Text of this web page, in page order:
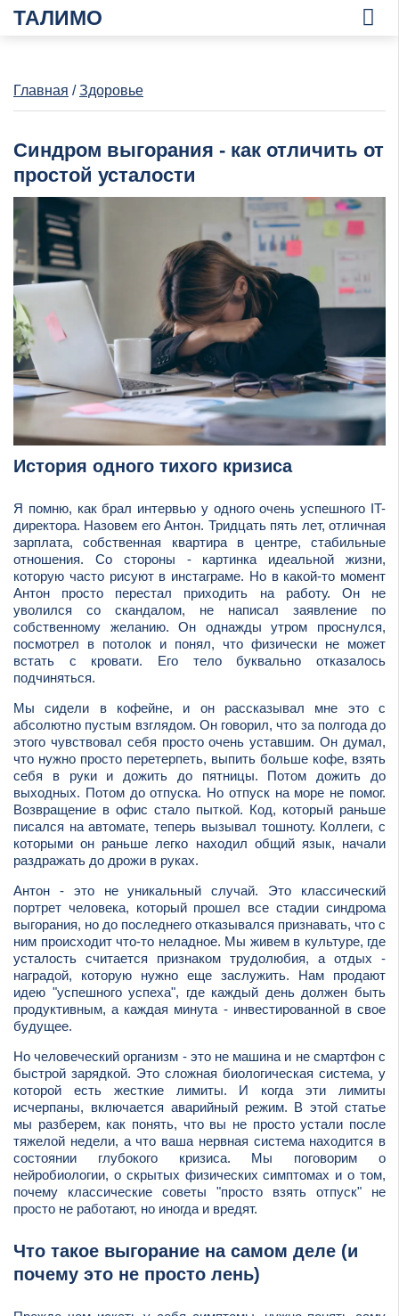
ТАЛИМО
Главная /Здоровье
Синдром выгорания - как отличить от
простой усталости
История одного тихого кризиса
Я помню, как брал интервью у одного очень успешного IT-
директора. Назовем его Антон. Тридцать пять лет, отличная
зарплата, собственная квартира в центре, стабильные
отношения. Со стороны - картинка идеальной жизни,
которую часто рисуют в инстаграме. Но в какой-то момент
Антон просто перестал приходить на работу. Он не
уволился со скандалом, не написал заявление по
собственному желанию. Он однажды утром проснулся,
посмотрел в потолок и понял, что физически не может
встать с кровати. Его тело буквально отказалось
подчиняться.
Мы сидели в кофейне, и он рассказывал мне это с
абсолютно пустым взглядом. Он говорил, что за полгода до
этого чувствовал себя просто очень уставшим. Он думал,
что нужно просто перетерпеть, выпить больше кофе, взять
себя в руки и дожить до пятницы. Потом дожить до
выходных. Потом до отпуска. Но отпуск на море не помог.
Возвращение в офис стало пыткой. Код, который раньше
писался на автомате, теперь вызывал тошноту. Коллеги, с
которыми он раньше легко находил общий язык, начали
раздражать до дрожи в руках.
Антон - это не уникальный случай. Это классический
портрет человека, который прошел все стадии синдрома
выгорания, но до последнего отказывался признавать, что с
ним происходит что-то неладное. Мы живем в культуре, где
усталость считается признаком трудолюбия, а отдых -
наградой, которую нужно еще заслужить. Нам продают
идею "успешного успеха", где каждый день должен быть
продуктивным, а каждая минута - инвестированной в свое
будущее.
Но человеческий организм - это не машина и не смартфон с
быстрой зарядкой. Это сложная биологическая система, у
которой есть жесткие лимиты. И когда эти лимиты
исчерпаны, включается аварийный режим. В этой статье
мы разберем, как понять, что вы не просто устали после
тяжелой недели, а что ваша нервная система находится в
состоянии глубокого кризиса. Мы поговорим о
нейробиологии, о скрытых физических симптомах и о том,
почему классические советы "просто взять отпуск" не
просто не работают, но иногда и вредят.
Что такое выгорание на самом деле (и
почему это не просто лень)